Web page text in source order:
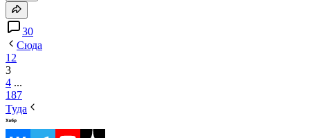
30
Сюда
1 2
3
4 ...
187
Туда